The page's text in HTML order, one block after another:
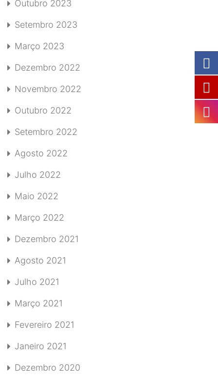
Outubro 2023
Setembro 2023
Março 2023
Dezembro 2022
Novembro 2022
Outubro 2022
Setembro 2022
Agosto 2022
Julho 2022
Maio 2022
Março 2022
Dezembro 2021
Agosto 2021
Julho 2021
Março 2021
Fevereiro 2021
Janeiro 2021
Dezembro 2020